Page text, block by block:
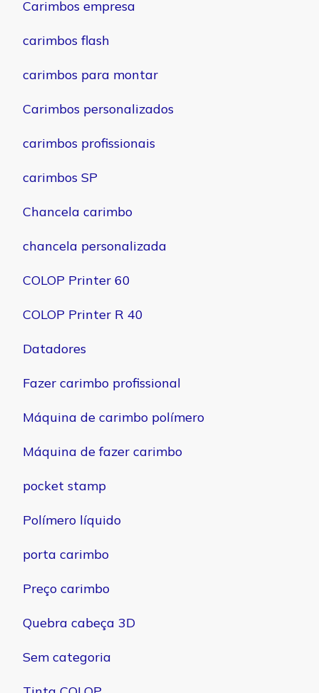
Carimbos empresa
carimbos flash
carimbos para montar
Carimbos personalizados
carimbos profissionais
carimbos SP
Chancela carimbo
chancela personalizada
COLOP Printer 60
COLOP Printer R 40
Datadores
Fazer carimbo profissional
Máquina de carimbo polímero
Máquina de fazer carimbo
pocket stamp
Polímero líquido
porta carimbo
Preço carimbo
Quebra cabeça 3D
Sem categoria